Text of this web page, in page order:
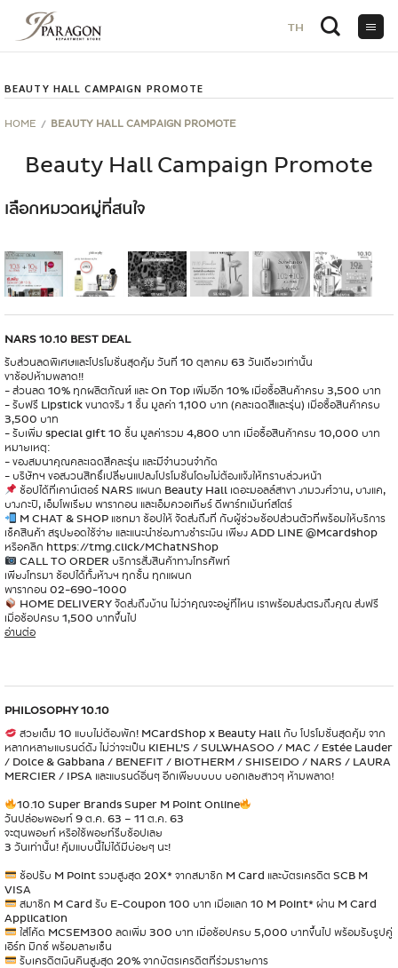
ยัง
เนื้อหา
BEAUTY HALL CAMPAIGN PROMOTE
HOME BEAUTY HALL CAMPAIGN PROMOTE
Beauty Hall Campaign Promote
เลือกหมวดหมู่ที่สนใจ
NARS 10.10 BEST DEAL
รับส่วนลดพิเศษและโปรโมชั่นสุดคุ้ม วันที่ 10 ตุลาคม 63 วันเดียวเท่านั้น
ขาช้อปห้ามพลาด!!
- ส่วนลด 10% ทุกผลิตภัณฑ์ และ On Top เพิ่มอีก 10% เมื่อซื้อสินค้าครบ 3,500 บาท
- รับฟรี Lipstick ขนาดจริง 1 ชิ้น มูลค่า 1,100 บาท (คละเฉดสีและรุ่น) เมื่อซื้อสินค้าครบ
3,500 บาท
- รับเพิ่ม special gift 10 ชิ้น มูลค่ารวม 4,800 บาท เมื่อซื้อสินค้าครบ 10,000 บาท
หมายเหตุ:
- ของสมนาคุณคละเฉดสีคละรุ่น และมีจำนวนจำกัด
- บริษัทฯ ขอสงวนสิทธิ์เปลี่ยนแปลงโปรโมชั่นโดยไม่ต้องแจ้งให้ทราบล่วงหน้า
ช้อปได้ที่เคาน์เตอร์ NARS แผนก Beauty Hall เดอะมอลล์สาขา งามวงศ์วาน, บางแค,
บางกะปิ, เอ็มโพเรียม พารากอน และเอ็มควอเทียร์ ดีพาร์ทเม้นท์สโตร์
M CHAT & SHOP แชทมา ช้อปให้ จัดส่งถึงที่ กับผู้ช่วยช้อปส่วนตัวที่พร้อมให้บริการ
เช็คสินค้า สรุปยอดใช้จ่าย และแนะนำช่องทางชำระเงิน เพียง ADD LINE @Mcardshop
หรือคลิก https://tmg.click/MChatNShop
CALL TO ORDER บริการสั่งสินค้าทางโทรศัพท์
เพียงโทรมา ช้อปได้ทั้งห้างฯ ทุกชั้น ทุกแผนก
พารากอน 02-690-1000
HOME DELIVERY จัดส่งถึงบ้าน ไม่ว่าคุณจะอยู่ที่ไหน เราพร้อมส่งตรงถึงคุณ ส่งฟรี
เมื่อช้อปครบ 1,500 บาทขึ้นไป
อ่านต่อ
PHILOSOPHY 10.10
สวยเต็ม 10 แบบไม่ต้องพัก! MCardShop x Beauty Hall กับ โปรโมชั่นสุดคุ้ม จาก
หลากหลายแบรนด์ดัง ไม่ว่าจะเป็น KIEHL’S / SULWHASOO / MAC / Estée Lauder
/ Dolce & Gabbana / BENEFIT / BIOTHERM / SHISEIDO / NARS / LAURA
MERCIER / IPSA และแบรนด์อื่นๆ อีกเพียบบบบ บอกเลยสาวๆ ห้ามพลาด!
10.10 Super Brands Super M Point Online
วันปล่อยพอยท์ 9 ต.ค. 63 – 11 ต.ค. 63
จะตุนพอยท์ หรือใช้พอยท์รีบช้อปเลย
3 วันเท่านั้น! คุ้มแบบนี้ไม่ได้มีบ่อยๆ นะ!
ช้อปรับ M Point รวมสูงสุด 20X* จากสมาชิก M Card และบัตรเครดิต SCB M
VISA
สมาชิก M Card รับ E-Coupon 100 บาท เมื่อแลก 10 M Point* ผ่าน M Card
Application
ใส่โค้ด MCSEM300 ลดเพิ่ม 300 บาท เมื่อช้อปครบ 5,000 บาทขึ้นไป พร้อมรับรูปคู่
เอิร์ท มิกซ์ พร้อมลายเซ็น
รับเครดิตเงินคืนสูงสุด 20% จากบัตรเครดิตที่ร่วมรายการ
TH
TH